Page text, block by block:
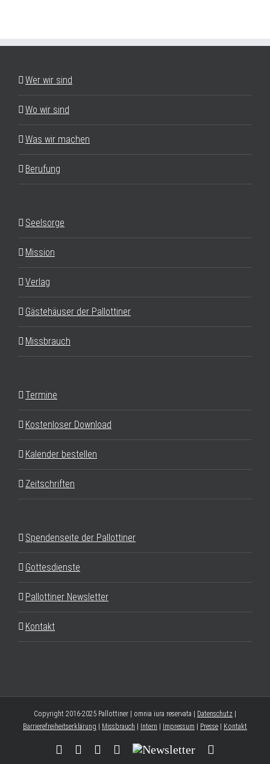
Wer wir sind
Wo wir sind
Was wir machen
Berufung
Seelsorge
Mission
Verlag
Gästehäuser der Pallottiner
Missbrauch
Termine
Kostenloser Download
Kalender bestellen
Zeitschriften
Spendenseite der Pallottiner
Gottesdienste
Pallottiner Newsletter
Kontakt
Copyright 2016-2025 Pallottiner | omnia iura reservata | Datenschutz |
Barrierefreiheitserklärung | Missbrauch | Intern | Impressum | Presse | Kontakt
FacebookYouTubeInstagram
Threads
Newsletter